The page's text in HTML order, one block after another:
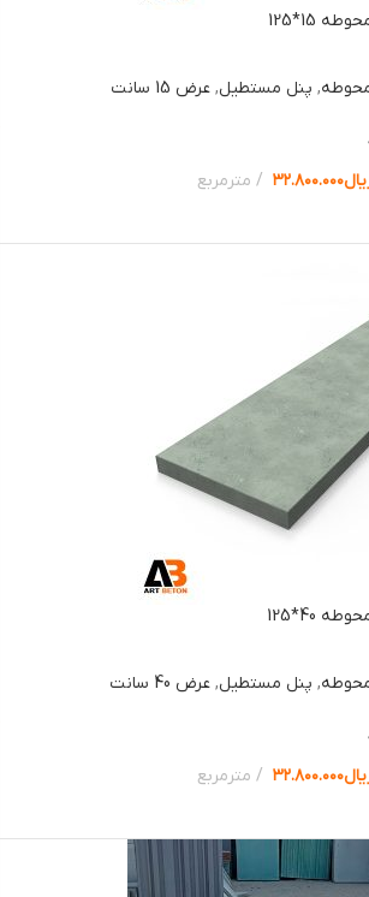
15*125
, پنل مستطیل, عرض 15 سانت
۳۲.۸۰۰.۰۰۰ مترمربع
40*125
, پنل مستطیل, عرض 40 سانت
۳۲.۸۰۰.۰۰۰ مترمربع